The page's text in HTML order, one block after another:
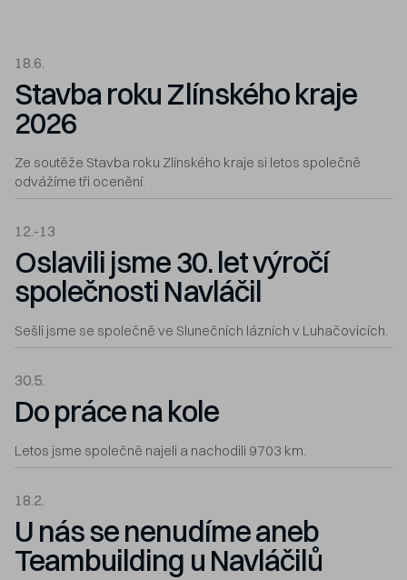
18.6.
Stavba roku Zlínského kraje
2026
Ze soutěže Stavba roku Zlínského kraje si letos společně
odvážíme tři ocenění.
12.-13
Oslavili jsme 30. let výročí
společnosti Navláčil
Sešli jsme se společně ve Slunečních lázních v Luhačovicích.
30.5.
Do práce na kole
Letos jsme společně najeli a nachodili 9703 km.
18.2.
U nás se nenudíme aneb
Teambuilding u Navláčilů